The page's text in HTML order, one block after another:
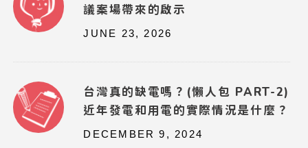
議案場帶來的啟示
JUNE 23, 2026
台灣真的缺電嗎？(懶人包 PART-2)
近年發電和用電的實際情況是什麼？
DECEMBER 9, 2024